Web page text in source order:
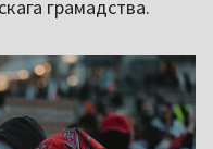
грамадства.